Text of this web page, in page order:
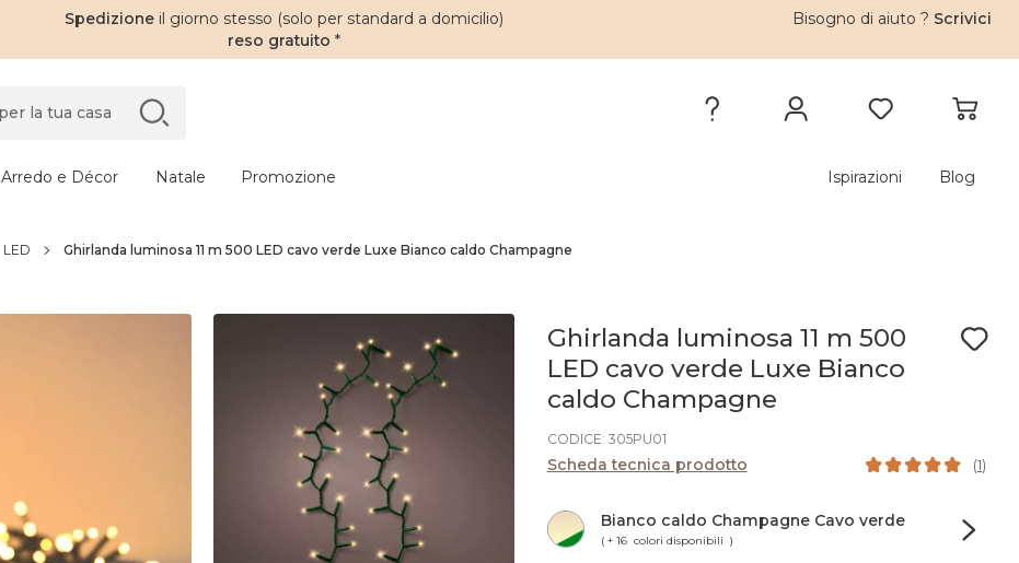
Spedizione il giorno stesso (solo per standard a domicilio)
reso gratuito *
Bisogno di aiuto ? Scrivici
Arredo e Décor Natale Promozione Ispirazioni Blog
LED Ghirlanda luminosa 11 m 500 LED cavo verde Luxe Bianco caldo Champagne
Ghirlanda luminosa 11 m 500
LED cavo verde Luxe Bianco
caldo Champagne
CODICE: 305PU01
Scheda tecnica prodotto (1)
Bianco caldo Champagne Cavo verde
( + 16 colori disponibili )